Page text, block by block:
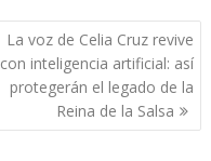
La voz de Celia Cruz revive
con inteligencia artificial: así
protegerán el legado de la
Reina de la Salsa